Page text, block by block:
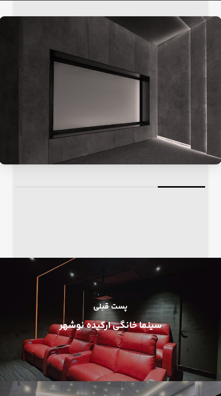
پست قبلی
سینما خانگی ارکیده نوشهر